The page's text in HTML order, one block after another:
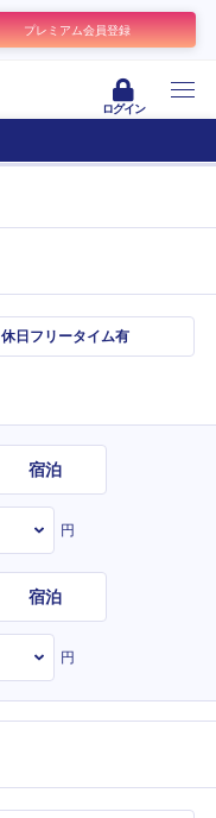
プレミアム会員登録
ログイン
休日フリータイム有
宿泊
円
宿泊
円